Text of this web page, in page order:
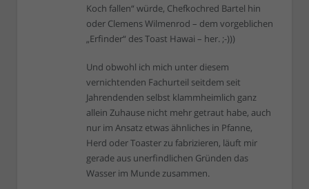
Koch fallen“ würde, Chefkochred Bartel hin
oder Clemens Wilmenrod – dem vorgeblichen
„Erfinder“ des Toast Hawai – her. ;-)))
Und obwohl ich mich unter diesem
vernichtenden Fachurteil seitdem seit
Jahrendenden selbst klammheimlich ganz
allein Zuhause nicht mehr getraut habe, auch
nur im Ansatz etwas ähnliches in Pfanne,
Herd oder Toaster zu fabrizieren, läuft mir
gerade aus unerfindlichen Gründen das
Wasser im Munde zusammen.